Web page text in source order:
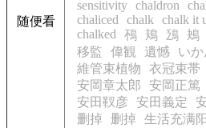
随便看
sensitivity chaldron
chaliced
chalk chalk it
chalked
鴀 鳺 鴔 鴂
移監
偉観 遺憾 いか
維管束植物
衣冠束帯
安岡章太郎
安岡正篤
安田靫彦
安田義定
删掉
删掉 生活充满